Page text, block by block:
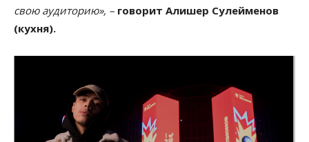
свою аудиторию», – говорит Алишер Сулейменов
(кухня).